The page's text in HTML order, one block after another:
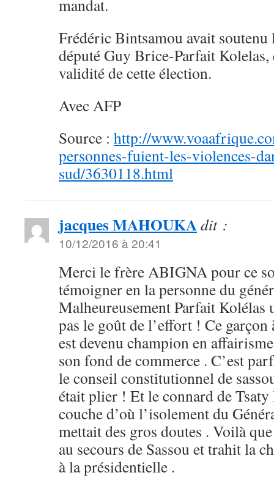
mandat.
Frédéric Bintsamou avait soutenu
député Guy Brice-Parfait Kolelas,
validité de cette élection.
Avec AFP
Source : http://
personnes-fuient-les-violences-
sud/3630118.html
jacques MAHOUKAdit :
10/12/2016 à 20:41
Merci le frère ABIGNA pour ce
témoigner en la personne du
Malheureusement Parfait Kolélas
pas le goût de l’effort ! Ce garçon
est devenu champion en
son fond de commerce . C’est
le conseil constitutionnel de
était plier ! Et le connard de
couche d’où l’isolement du
mettait des gros doutes . Voilà
au secours de Sassou et trahit la
à la présidentielle .